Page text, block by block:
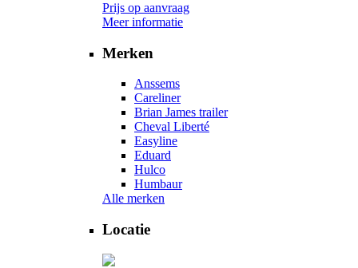
Prijs op aanvraag
Meer informatie
Merken
Anssems
Careliner
Brian James trailer
Cheval Liberté
Easyline
Eduard
Hulco
Humbaur
Alle merken
Locatie